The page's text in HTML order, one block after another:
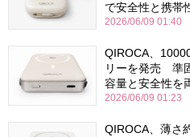
で安全性と携帯
2026/06/09 01:40
QIROCA、
リーを発売 準
容量と安全性を
2026/06/09 01:23
QIROCA、薄さ